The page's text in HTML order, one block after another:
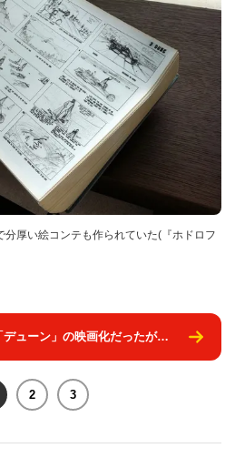
分厚い絵コンテも作られていた(『ホドロフ
デューン」の映画化だったが…
2 3